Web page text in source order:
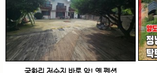
국화리 저수지 바로 앞! 옛 펜션